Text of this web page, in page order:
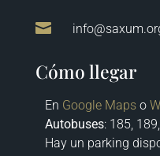

Cómo llegar
En Google Mapso
Autobuses: 185,
Hay un parking